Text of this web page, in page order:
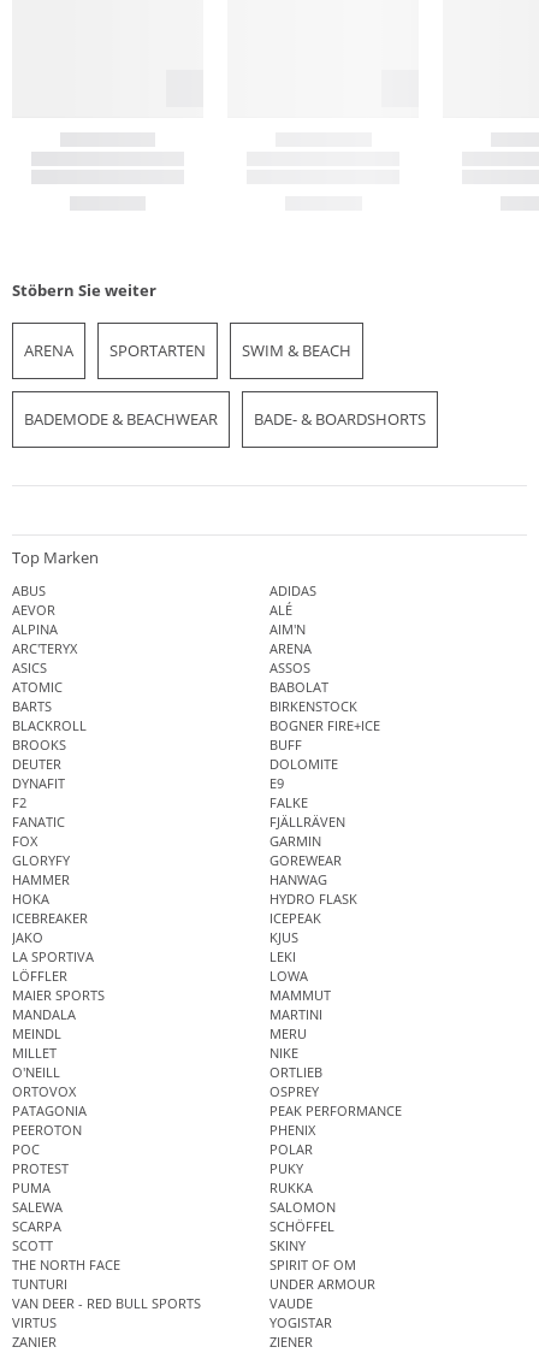
Stöbern Sie weiter
ARENA SPORTARTEN SWIM & BEACH
BADEMODE & BEACHWEAR BADE- & BOARDSHORTS
Top Marken
ABUS
ADIDAS
AEVOR
ALÉ
ALPINA
AIM'N
ARC'TERYX
ARENA
ASICS
ASSOS
ATOMIC
BABOLAT
BARTS
BIRKENSTOCK
BLACKROLL
BOGNER FIRE+ICE
BROOKS
BUFF
DEUTER
DOLOMITE
DYNAFIT
E9
F2
FALKE
FANATIC
FJÄLLRÄVEN
FOX
GARMIN
GLORYFY
GOREWEAR
HAMMER
HANWAG
HOKA
HYDRO FLASK
ICEBREAKER
ICEPEAK
JAKO
KJUS
LA SPORTIVA
LEKI
LÖFFLER
LOWA
MAIER SPORTS
MAMMUT
MANDALA
MARTINI
MEINDL
MERU
MILLET
NIKE
O'NEILL
ORTLIEB
ORTOVOX
OSPREY
PATAGONIA
PEAK PERFORMANCE
PEEROTON
PHENIX
POC
POLAR
PROTEST
PUKY
PUMA
RUKKA
SALEWA
SALOMON
SCARPA
SCHÖFFEL
SCOTT
SKINY
THE NORTH FACE
SPIRIT OF OM
TUNTURI
UNDER ARMOUR
VAN DEER - RED BULL SPORTS
VAUDE
VIRTUS
YOGISTAR
ZANIER
ZIENER